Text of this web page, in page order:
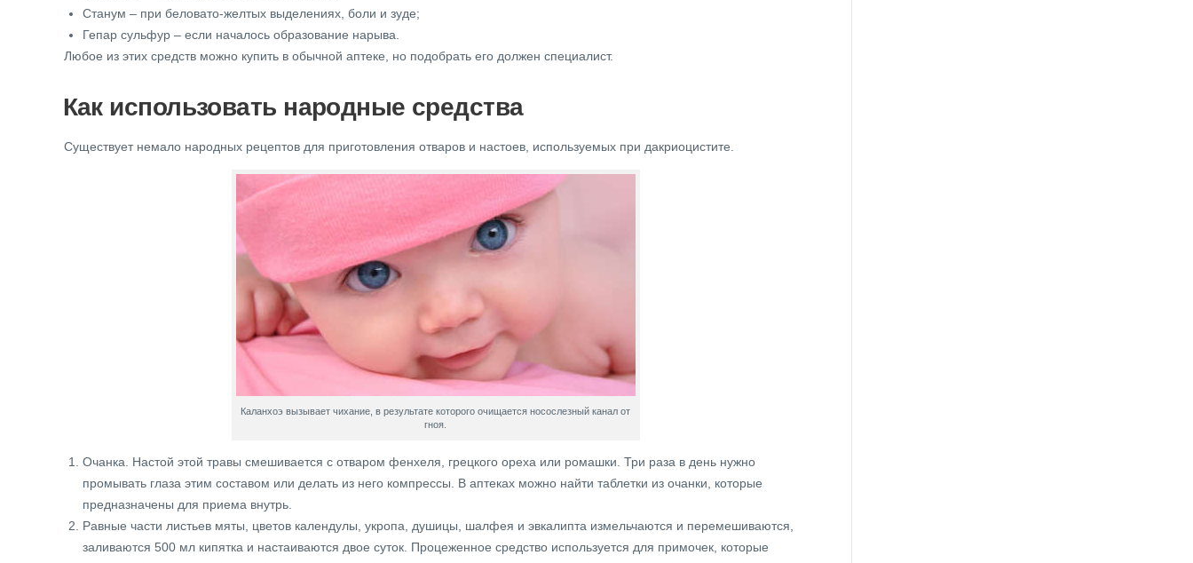
Станум – при беловато-желтых выделениях, боли и зуде;
Гепар сульфур – если началось образование нарыва.
Любое из этих средств можно купить в обычной аптеке, но подобрать его должен специалист.
Как использовать народные средства
Существует немало народных рецептов для приготовления отваров и настоев, используемых при дакриоцистите.
Каланхоэ вызывает чихание, в результате которого очищается носослезный канал от
гноя.
Очанка. Настой этой травы смешивается с отваром фенхеля, грецкого ореха или ромашки. Три раза в день нужно
промывать глаза этим составом или делать из него компрессы. В аптеках можно найти таблетки из очанки, которые
предназначены для приема внутрь.
Равные части листьев мяты, цветов календулы, укропа, душицы, шалфея и эвкалипта измельчаются и перемешиваются,
заливаются 500 мл кипятка и настаиваются двое суток. Процеженное средство используется для примочек, которые